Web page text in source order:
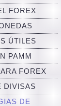
FOREX
ÚTILES
PAMM
FOREX
DIVISAS
DE